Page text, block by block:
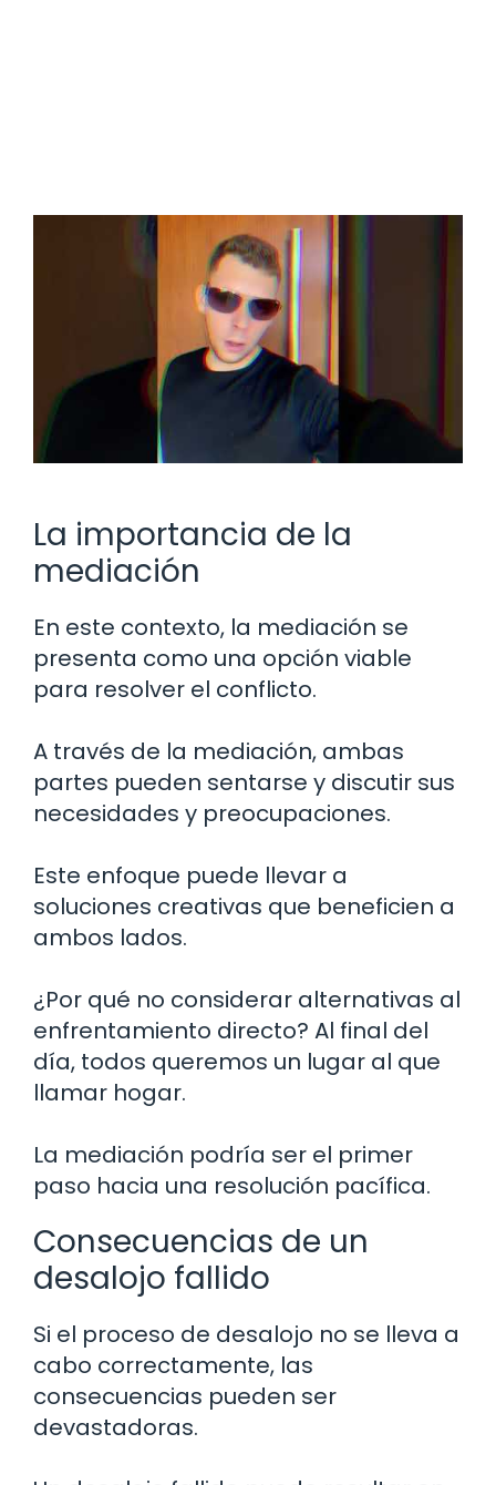
La importancia de la
mediación
En este contexto, la mediación se
presenta como una opción viable
para resolver el conflicto.
A través de la mediación, ambas
partes pueden sentarse y discutir sus
necesidades y preocupaciones.
Este enfoque puede llevar a
soluciones creativas que beneficien a
ambos lados.
¿Por qué no considerar alternativas al
enfrentamiento directo? Al final del
día, todos queremos un lugar al que
llamar hogar.
La mediación podría ser el primer
paso hacia una resolución pacífica.
Consecuencias de un
desalojo fallido
Si el proceso de desalojo no se lleva a
cabo correctamente, las
consecuencias pueden ser
devastadoras.